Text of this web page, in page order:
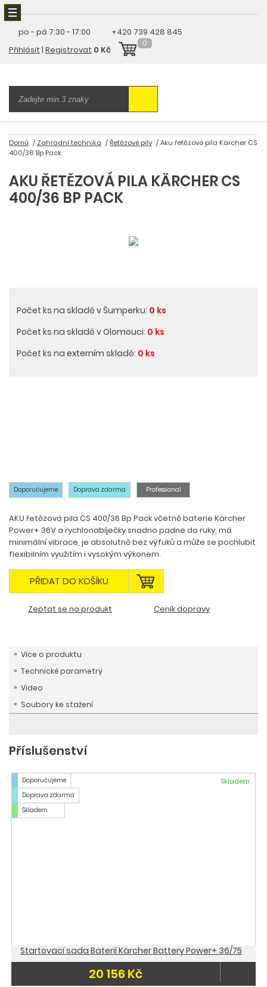
po - pá 7:30 - 17:00
+420 739 428 845
Přihlásit | Registrovat 0 Kč
0
Domů Zahradní technika Řetězové pily
Aku řetězová pila Kärcher CS
400/36 Bp Pack
AKU ŘETĚZOVÁ PILA KÄRCHER CS
400/36 BP PACK
Počet ks na skladě v Šumperku: 0 ks
Počet ks na skladě v Olomouci: 0 ks
Počet ks na externím skladě: 0 ks
Doporučujeme Doprava zdarma Professional
AKU řetězová pila CS 400/36 Bp Pack včetně baterie Kärcher
Power+ 36V a rychlonabíječky snadno padne do ruky, má
minimální vibrace, je absolutně bez výfuků a může se pochlubit
flexibilním využitím i vysokým výkonem.
PŘIDAT DO KOŠÍKU
Zeptat se na produkt Ceník dopravy
Více o produktu
Technické parametry
Video
Soubory ke stažení
Příslušenství
Doporučujeme
Doprava zdarma
Skladem
Skladem
Startovací sada Baterií Kärcher Battery Power+ 36/75
20 156 Kč